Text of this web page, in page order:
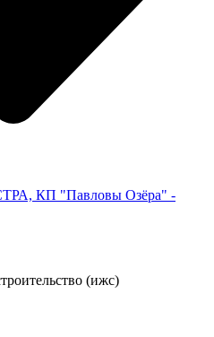
КП "Павловы Озёра" -
(ижс)